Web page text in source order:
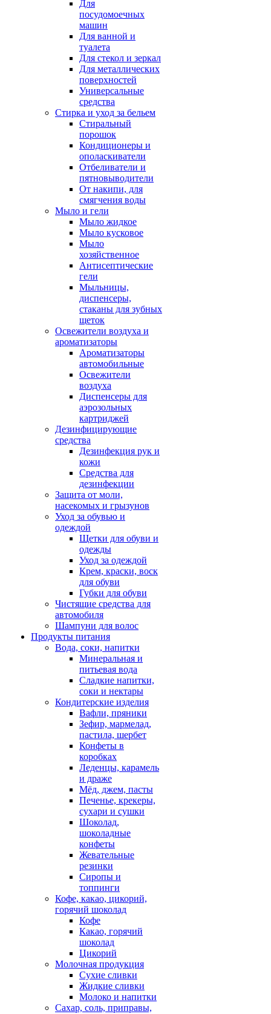
Для
посудомоечных
машин
Для ванной и
туалета
Для стекол и зеркал
Для металлических
поверхностей
Универсальные
средства
Стирка и уход за бельем
Стиральный
порошок
Кондиционеры и
ополаскиватели
Отбеливатели и
пятновыводители
От накипи, для
смягчения воды
Мыло и гели
Мыло жидкое
Мыло кусковое
Мыло
хозяйственное
Антисептические
гели
Мыльницы,
диспенсеры,
стаканы для зубных
щеток
Освежители воздуха и
ароматизаторы
Ароматизаторы
автомобильные
Освежители
воздуха
Диспенсеры для
аэрозольных
картриджей
Дезинфицирующие
средства
Дезинфекция рук и
кожи
Средства для
дезинфекции
Защита от моли,
насекомых и грызунов
Уход за обувью и
одеждой
Щетки для обуви и
одежды
Уход за одеждой
Крем, краски, воск
для обуви
Губки для обуви
Чистящие средства для
автомобиля
Шампуни для волос
Продукты питания
Вода, соки, напитки
Минеральная и
питьевая вода
Сладкие напитки,
соки и нектары
Кондитерские изделия
Вафли, пряники
Зефир, мармелад,
пастила, шербет
Конфеты в
коробках
Леденцы, карамель
и драже
Мёд, джем, пасты
Печенье, крекеры,
сухари и сушки
Шоколад,
шоколадные
конфеты
Жевательные
резинки
Сиропы и
топпинги
Кофе, какао, цикорий,
горячий шоколад
Кофе
Какао, горячий
шоколад
Цикорий
Молочная продукция
Сухие сливки
Жидкие сливки
Молоко и напитки
Сахар, соль, приправы,